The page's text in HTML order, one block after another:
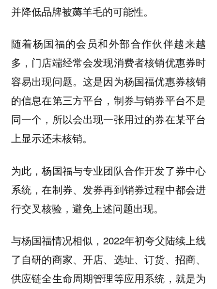
并降低品牌被薅羊毛的可能性。
随着杨国福的会员和外部合作伙伴越来越
多，门店端经常会发现消费者核销优惠券时
容易出现问题。这是因为杨国福优惠券核销
的信息在第三方平台，制券与销券平台不是
同一个，所以会出现一张用过的券在某平台
上显示还未核销。
为此，杨国福与专业团队合作开发了券中心
系统，在制券、发券再到销券过程中都会进
行交叉核验，避免上述问题出现。
与杨国福情况相似，2022年初夸父陆续上线
了自研的商家、开店、选址、订货、招商、
供应链全生命周期管理等应用系统，就是为